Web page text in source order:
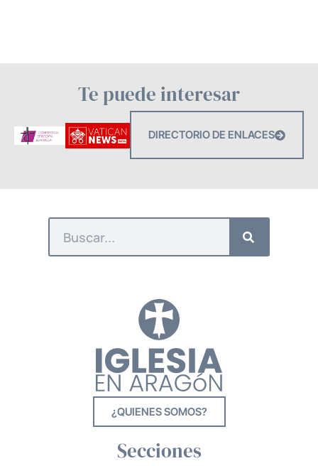
Te puede interesar
DIRECTORIO DE ENLACES
¿QUIENES SOMOS?
Secciones